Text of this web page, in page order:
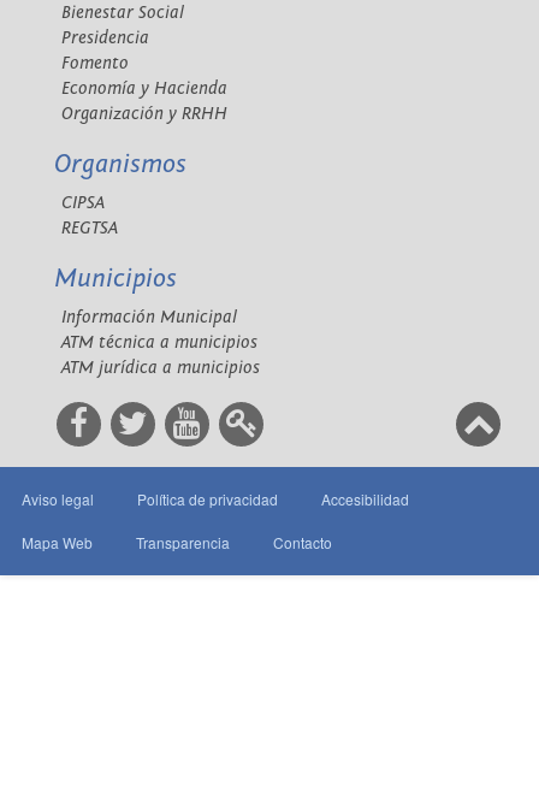
Bienestar Social
Presidencia
Fomento
Economía y Hacienda
Organización y RRHH
Organismos
CIPSA
REGTSA
Municipios
Información Municipal
ATM técnica a municipios
ATM jurídica a municipios
Aviso legal Política de privacidad Accesibilidad
Mapa Web Transparencia Contacto